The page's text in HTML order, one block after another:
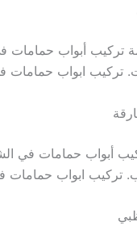
أبواب حمامات في
تركيب ابواب حمامات
أبواب حمامات في
تركيب ابواب حمامات